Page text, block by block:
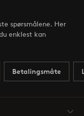
spørsmålene. Her
enklest kan
Betalingsmåte